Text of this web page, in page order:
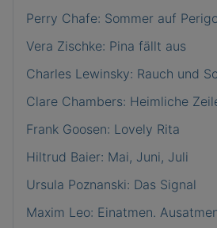
Perry Chafe: Sommer auf
Vera Zischke: Pina fällt aus
Charles Lewinsky: Rauch und
Clare Chambers: Heimliche
Frank Goosen: Lovely Rita
Hiltrud Baier: Mai, Juni, Juli
Ursula Poznanski: Das Signal
Maxim Leo: Einatmen.